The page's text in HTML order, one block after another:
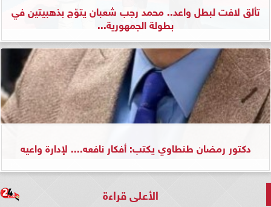
تألق لافت لبطل واعد.. محمد رجب شعبان يتوّج بذهبيتين في
بطولة الجمهورية...
دكتور رمضان طنطاوي يكتب: أفكار نافعه.... لإدارة واعيه
الأعلى قراءة